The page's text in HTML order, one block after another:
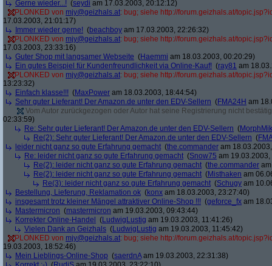
Gerne wieder...! (seydi am 17.03.2003, 20:12:12)
PLONKED von mjy@geizhals.at: bug; siehe http://forum.geizhals.at/
17.03.2003, 21:01:17)
Immer wieder gerne! (beachboy am 17.03.2003, 22:26:32)
PLONKED von mjy@geizhals.at: bug; siehe http://forum.geizhals.at/
17.03.2003, 23:33:16)
Guter Shop mit langsamer Webseite (Haemmi am 18.03.2003, 00:20:29)
Ein gutes Beispiel für Kundenfreundlichkeit via Online-Kauf! (ray81 am
PLONKED von mjy@geizhals.at: bug; siehe http://forum.geizhals.at/
13:23:32)
Einfach klasse!!! (MaxPower am 18.03.2003, 18:44:54)
Sehr guter Lieferant! Der Amazon.de unter den EDV-Sellern (FMA24H am
Vom Autor zurückgezogen oder Autor hat seine Registrierung nicht
02:33:59)
Re: Sehr guter Lieferant! Der Amazon.de unter den EDV-Sellern (
Re(2): Sehr guter Lieferant! Der Amazon.de unter den EDV-Sellern (
leider nicht ganz so gute Erfahrung gemacht (the.commander am
Re: leider nicht ganz so gute Erfahrung gemacht (Snow75 am
Re(2): leider nicht ganz so gute Erfahrung gemacht (the.commander
Re(2): leider nicht ganz so gute Erfahrung gemacht (Misthaken am
Re(3): leider nicht ganz so gute Erfahrung gemacht (Schugy am
Bestellung, Lieferung, Reklamation ok (konx am 18.03.2003, 23:27:40)
insgesamt trotz kleiner Mängel attraktiver Online-Shop !!! (geforce_fx am
Mastermicron (mastermicron am 19.03.2003, 09:43:44)
Korrekter Online-Handel
(LudwigLustig am 19.03.2003, 11:41:26)
Vielen Dank an Geizhals (LudwigLustig am 19.03.2003, 11:45:42)
PLONKED von mjy@geizhals.at: bug; siehe http://forum.geizhals.at/
19.03.2003, 18:52:46)
Mein Lieblings-Online-Shop (saerdnAam 19.03.2003, 22:31:38)